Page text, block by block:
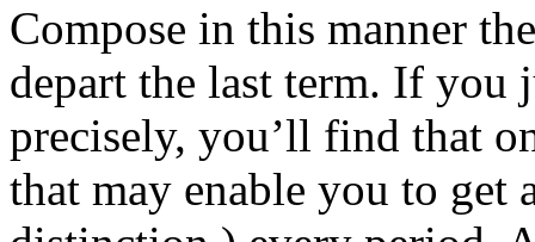
Compose in this manner
depart the last term. If you
precisely, you’ll find that
that may enable you to get